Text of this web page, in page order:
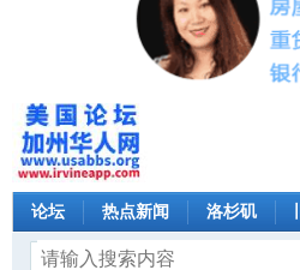
论坛 热点新闻 洛杉矶